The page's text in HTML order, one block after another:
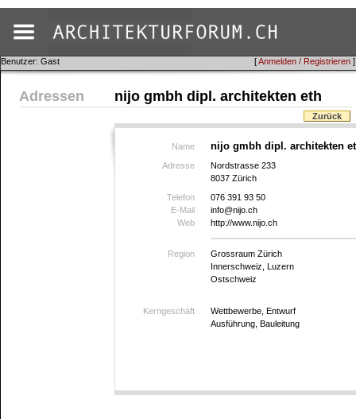
[Anmelden / Registrieren ]
Benutzer: Gast
Adressen nijo gmbh dipl. architekten eth
Zurück
Name nijo gmbh dipl. architekten
Adresse
Nordstrasse 233
8037 Zürich
Telefon
076 391 93 50
E-Mail
info@nijo.ch
Web
http://www.nijo.ch
Region
Grossraum Zürich
Innerschweiz, Luzern
Ostschweiz
Kerngeschäft
Wettbewerbe, Entwurf
Ausführung, Bauleitung